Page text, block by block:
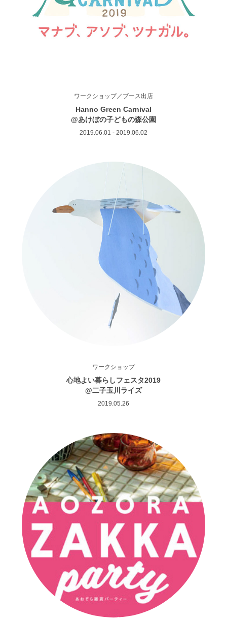
ワークショップ／ブース出店
Hanno Green Carnival
@あけぼの子どもの森公園
2019.06.01 - 2019.06.02
ワークショップ
心地よい暮らしフェスタ2019
@二子玉川ライズ
2019.05.26